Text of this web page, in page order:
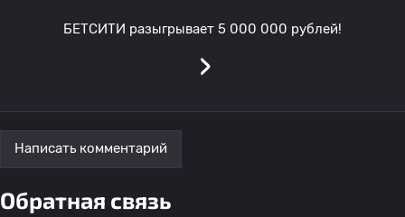
БЕТСИТИ разыгрывает 5 000 000 рублей!
›
Написать комментарий
Обратная связь